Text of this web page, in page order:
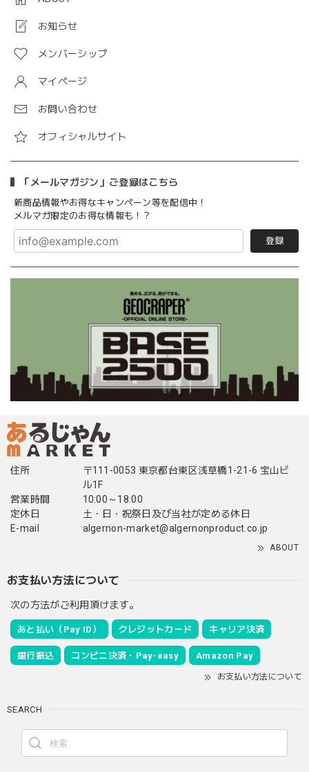
お知らせ
メンバーシップ
マイページ
お問い合わせ
オフィシャルサイト
「メールマガジン」ご登録はこちら
新商品情報やお得なキャンペーン等を配信中！
メルマガ限定のお得な情報も！？
登録
住所
〒111-0053 東京都台東区浅草橋1-21-6 宝山ビ
ル1F
営業時間
10:00～18:00
定休日
土・日・祝祭日及び当社が定める休日
E-mail
algernon-market@algernonproduct.co.jp
ABOUT
お支払い方法について
次の方法がご利用頂けます。
あと払い（Pay ID） クレジットカード キャリア決済
銀行振込 コンビニ決済・Pay-easy Amazon Pay
お支払い方法について
SEARCH